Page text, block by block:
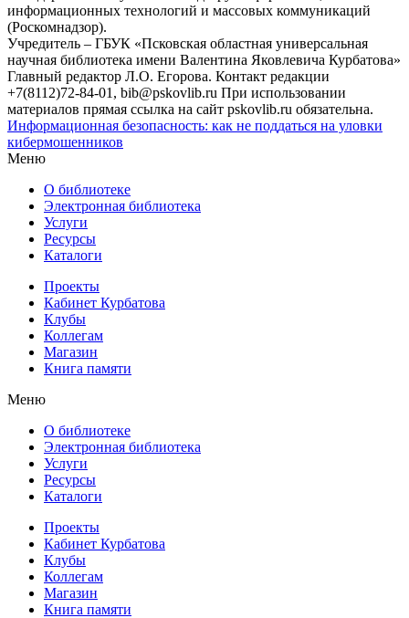
информационных технологий и массовых коммуникаций
(Роскомнадзор).
Учредитель – ГБУК «Псковская областная универсальная
научная библиотека имени Валентина Яковлевича Курбатова»
Главный редактор Л.О. Егорова. Контакт редакции
+7(8112)72-84-01, bib@pskovlib.ru При использовании
материалов прямая ссылка на сайт pskovlib.ru обязательна.
Информационная безопасность: как не поддаться на уловки
кибермошенников
Меню
О библиотеке
Электронная библиотека
Услуги
Ресурсы
Каталоги
Проекты
Кабинет Курбатова
Клубы
Коллегам
Магазин
Книга памяти
Меню
О библиотеке
Электронная библиотека
Услуги
Ресурсы
Каталоги
Проекты
Кабинет Курбатова
Клубы
Коллегам
Магазин
Книга памяти